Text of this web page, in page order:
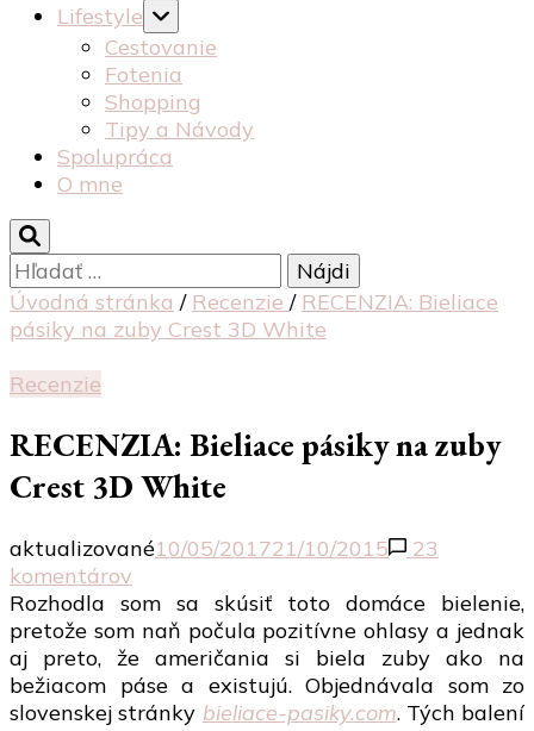
Lifestyle
Cestovanie
Fotenia
Shopping
Tipy a Návody
Spolupráca
O mne
Hľadať:
Úvodná stránka / Recenzie / RECENZIA: Bieliace
pásiky na zuby Crest 3D White
Recenzie
RECENZIA: Bieliace pásiky na zuby
Crest 3D White
aktualizované10/05/201721/10/2015
23
komentárov
RECENZIA:
Bieliace
pásiky
na
zuby
Rozhodla som sa skúsiť toto domáce bielenie,
pretože som naň počula pozitívne ohlasy a jednak
aj preto, že američania si biela zuby ako na
bežiacom páse a existujú. Objednávala som zo
slovenskej stránky bieliace-pasiky.com. Tých balení